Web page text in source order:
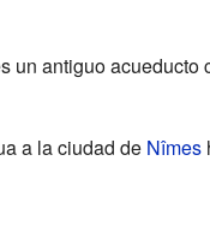
un antiguo acueducto
a la ciudad de Nîmes